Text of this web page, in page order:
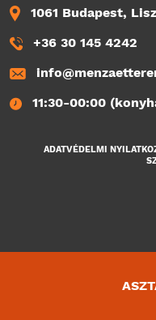
1061 Budapest,
+36 30 145 4242
11:30-00:00
ADATVÉDELMI